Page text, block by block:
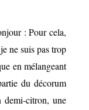
: Pour cela,
ne suis pas trop
en mélangeant
du décorum
citron, une